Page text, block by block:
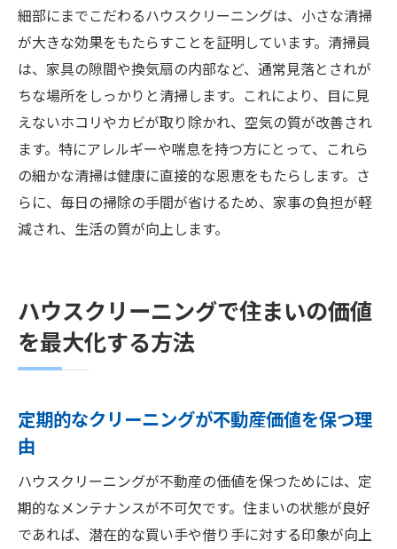
細部にまでこだわるハウスクリーニングは、小さな清掃
が大きな効果をもたらすことを証明しています。清掃員
は、家具の隙間や換気扇の内部など、通常見落とされが
ちな場所をしっかりと清掃します。これにより、目に見
えないホコリやカビが取り除かれ、空気の質が改善され
ます。特にアレルギーや喘息を持つ方にとって、これら
の細かな清掃は健康に直接的な恩恵をもたらします。さ
らに、毎日の掃除の手間が省けるため、家事の負担が軽
減され、生活の質が向上します。
ハウスクリーニングで住まいの価値
を最大化する方法
定期的なクリーニングが不動産価値を保つ理
由
ハウスクリーニングが不動産の価値を保つためには、定
期的なメンテナンスが不可欠です。住まいの状態が良好
であれば、潜在的な買い手や借り手に対する印象が向上